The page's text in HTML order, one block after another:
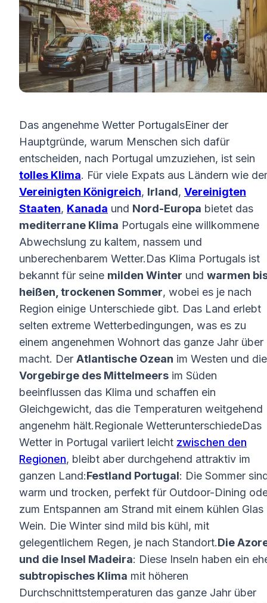
Das angenehme Wetter PortugalsEiner der
Hauptgründe, warum Menschen sich dafür
entscheiden, nach Portugal umzuziehen, ist sein
tolles Klima. Für viele Expats aus Ländern wie
Vereinigten Königreich, Irland, Vereinigten
Staaten, Kanada und Nord-Europa bietet das
mediterrane Klima Portugals eine willkommene
Abwechslung zu kaltem, nassem und
unberechenbarem Wetter.Das Klima Portugals ist
bekannt für seine milden Winter und warmen
heißen, trockenen Sommer, wobei es je nach
Region einige Unterschiede gibt. Das Land erlebt
selten extreme Wetterbedingungen, was es zu
einem angenehmen Wohnort das ganze Jahr über
macht. Der Atlantische Ozean im Westen und die
Vorgebirge des Mittelmeers im Süden
beeinflussen das Klima und schaffen ein
Gleichgewicht, das die Temperaturen weitgehend
angenehm hält.Regionale WetterunterschiedeDas
Wetter in Portugal variiert leicht zwischen den
Regionen, bleibt aber durchgehend attraktiv im
ganzen Land:Festland Portugal: Die Sommer
warm und trocken, perfekt für Outdoor-Dining
zum Entspannen am Strand mit einem kühlen Glas
Wein. Die Winter sind mild bis kühl, mit
gelegentlichem Regen, je nach Standort.Die
und die Insel Madeira: Diese Inseln haben ein
subtropisches Klima mit höheren
Durchschnittstemperaturen das ganze Jahr über